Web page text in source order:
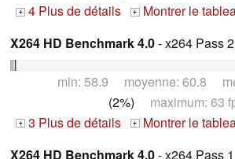
+ 4 Plus de détails + Montrer le
X264 HD Benchmark 4.0- x264 Pass 2
min: 58.9 moyenne: 60.8
(2%) maximum: 63
+ 3 Plus de détails + Montrer le
X264 HD Benchmark 4.0- x264 Pass 1